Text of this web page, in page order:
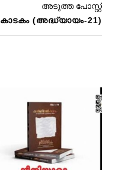
അടുത്ത പോസ്റ്റ്
കാടകം (അദ്ധ്യായം-21)